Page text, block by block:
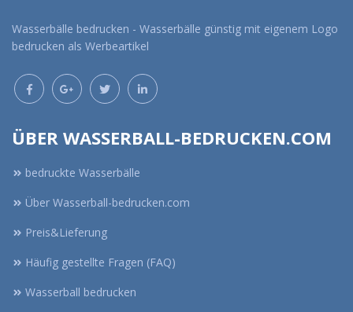
Wasserbälle bedrucken - Wasserbälle günstig mit eigenem Logo
bedrucken als Werbeartikel
ÜBER WASSERBALL-BEDRUCKEN.COM
bedruckte Wasserbälle
Über Wasserball-bedrucken.com
Preis&Lieferung
Häufig gestellte Fragen (FAQ)
Wasserball bedrucken